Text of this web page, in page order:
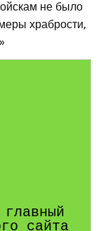
не было
храбрости,
сайта